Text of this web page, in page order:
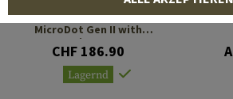
SLx MD-25 25mm Red
MicroDot Gen II with
AutoLive 2 MOA
CHF 186.90
Lagernd